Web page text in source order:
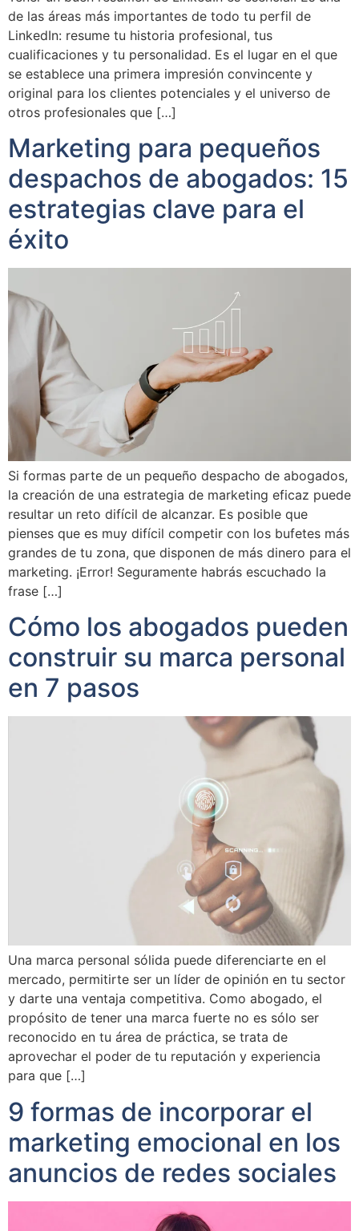
de las áreas más importantes de todo tu perfil de
LinkedIn: resume tu historia profesional, tus
cualificaciones y tu personalidad. Es el lugar en el que
se establece una primera impresión convincente y
original para los clientes potenciales y el universo de
otros profesionales que […]
Marketing para pequeños
despachos de abogados: 15
estrategias clave para el
éxito
Si formas parte de un pequeño despacho de abogados,
la creación de una estrategia de marketing eficaz puede
resultar un reto difícil de alcanzar. Es posible que
pienses que es muy difícil competir con los bufetes más
grandes de tu zona, que disponen de más dinero para el
marketing. ¡Error! Seguramente habrás escuchado la
frase […]
Cómo los abogados pueden
construir su marca personal
en 7 pasos
Una marca personal sólida puede diferenciarte en el
mercado, permitirte ser un líder de opinión en tu sector
y darte una ventaja competitiva. Como abogado, el
propósito de tener una marca fuerte no es sólo ser
reconocido en tu área de práctica, se trata de
aprovechar el poder de tu reputación y experiencia
para que […]
9 formas de incorporar el
marketing emocional en los
anuncios de redes sociales